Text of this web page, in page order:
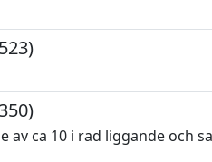
av ca 10 i rad liggande